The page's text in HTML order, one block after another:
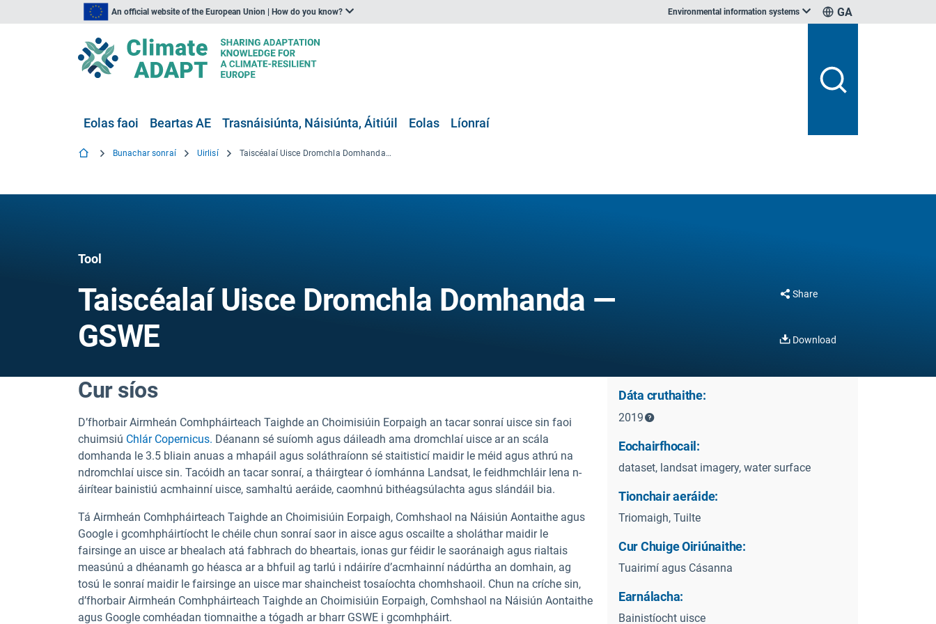
An official website of the European Union | How do you know? Environmental information systems GA
Eolas faoi Beartas AE Trasnáisiúnta, Náisiúnta, Áitiúil Eolas Líonraí
Bunachar sonraí Uirlisí Taiscéalaí Uisce Dromchla Domhanda — GSWE
Tool
Taiscéalaí Uisce Dromchla Domhanda —
GSWE
Share
Download
Cur síos
D’fhorbair Airmheán Comhpháirteach Taighde an Choimisiúin Eorpaigh an tacar sonraí uisce sin faoi
chuimsiú Chlár Copernicus. Déanann sé suíomh agus dáileadh ama dromchlaí uisce ar an scála
domhanda le 3.5 bliain anuas a mhapáil agus soláthraíonn sé staitisticí maidir le méid agus athrú na
ndromchlaí uisce sin. Tacóidh an tacar sonraí, a tháirgtear ó íomhánna Landsat, le feidhmchláir lena n-
áirítear bainistiú acmhainní uisce, samhaltú aeráide, caomhnú bithéagsúlachta agus slándáil bia.
Tá Airmheán Comhpháirteach Taighde an Choimisiúin Eorpaigh, Comhshaol na Náisiún Aontaithe agus
Google i gcomhpháirtíocht le chéile chun sonraí saor in aisce agus oscailte a sholáthar maidir le
fairsinge an uisce ar bhealach atá fabhrach do bheartais, ionas gur féidir le saoránaigh agus rialtais
measúnú a dhéanamh go héasca ar a bhfuil ag tarlú i ndáiríre d’acmhainní nádúrtha an domhain, ag
tosú le sonraí maidir le fairsinge an uisce mar shaincheist tosaíochta chomhshaoil. Chun na críche sin,
d’fhorbair Airmheán Comhpháirteach Taighde an Choimisiúin Eorpaigh, Comhshaol na Náisiún Aontaithe
agus Google comhéadan tiomnaithe a tógadh ar bharr GSWE i gcomhpháirt.
Dáta cruthaithe:
2019
Eochairfhocail:
dataset, landsat imagery, water surface
Tionchair aeráide:
Triomaigh, Tuilte
Cur Chuige Oiriúnaithe:
Tuairimí agus Cásanna
Earnálacha:
Bainistíocht uisce